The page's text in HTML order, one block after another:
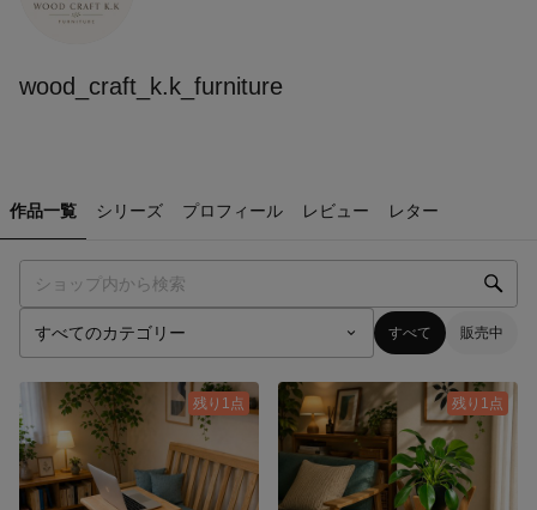
wood_craft_k.k_furniture
作品一覧 シリーズ プロフィール レビュー レター
すべて 販売中
残り1点 残り1点